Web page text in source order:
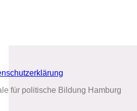
für politische Bildung Hamburg